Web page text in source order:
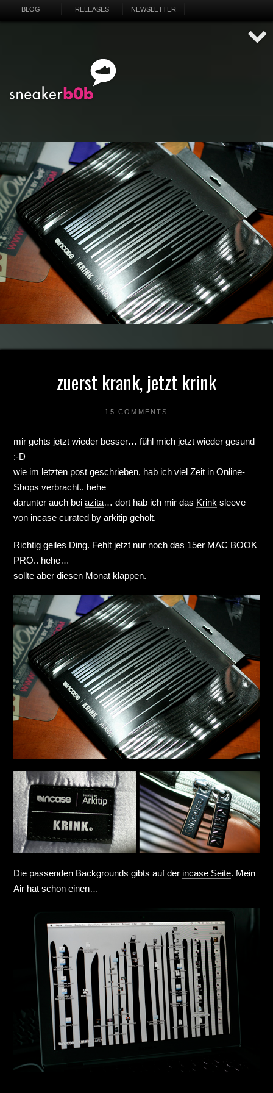
BLOG RELEASES NEWSLETTER
zuerst krank, jetzt krink
15 COMMENTS
mir gehts jetzt wieder besser… fühl mich jetzt wieder gesund
:-D
wie im letzten post geschrieben, hab ich viel Zeit in Online-
Shops verbracht.. hehe
darunter auch beiazita… dort hab ich mir das Krink sleeve
von incase curated byarkitip geholt.
Richtig geiles Ding. Fehlt jetzt nur noch das 15er MAC BOOK
PRO.. hehe…
sollte aber diesen Monat klappen.
Die passenden Backgrounds gibts auf der incase Seite. Mein
Air hat schon einen…